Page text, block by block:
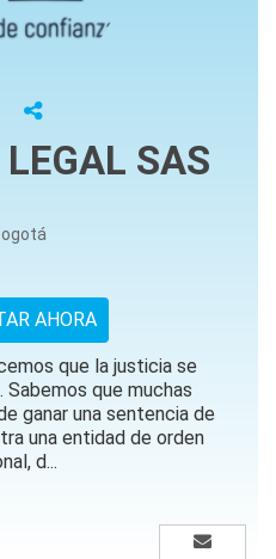
SAS
AHORA
que la justicia se
que muchas
ganar una sentencia de
una entidad de orden
d...